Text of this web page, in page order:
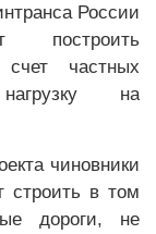
России
построить
частных
на
чиновники
строить в том
дороги, не